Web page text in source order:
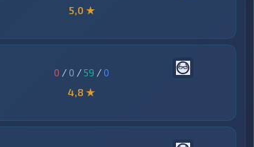
5,0 ★
0 / 0 / 59 /0
4,8 ★